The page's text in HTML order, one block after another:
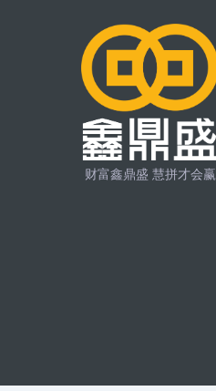
财富鑫鼎盛 慧拼才会赢